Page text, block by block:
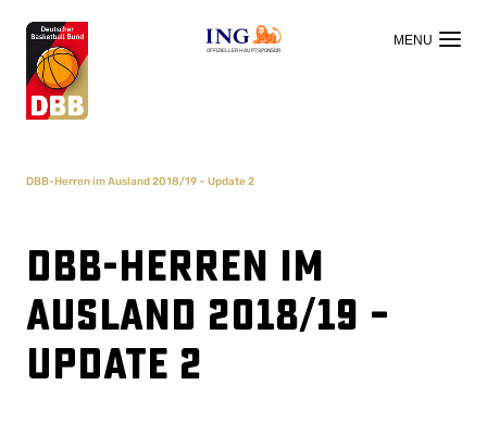
OFFIZIELLER HAUPTSPONSOR
DBB-Herren im Ausland 2018/19 – Update 2
DBB-Herren im
Ausland 2018/19 –
Update 2